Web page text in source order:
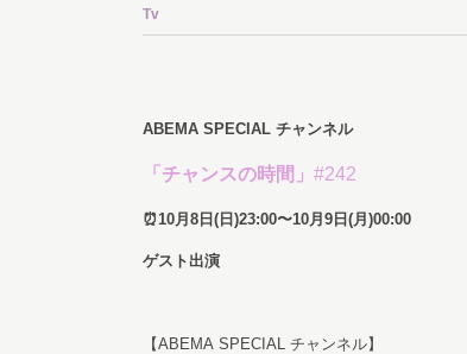
Tv
ABEMA SPECIAL チャンネル
「チャンスの時間」 #242
⏰10月8日(日)23:00〜10月9日(月)00:00
ゲスト出演
【ABEMA SPECIAL チャンネル】